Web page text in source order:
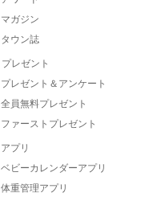
マガジン
タウン誌
プレゼント
プレゼント＆アンケート
全員無料プレゼント
ファーストプレゼント
アプリ
ベビーカレンダーアプリ
体重管理アプリ